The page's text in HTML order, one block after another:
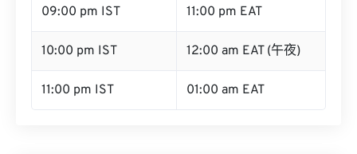
09:00 pm IST 11:00 pm EAT
10:00 pm IST 12:00 am EAT (午夜)
11:00 pm IST 01:00 am EAT